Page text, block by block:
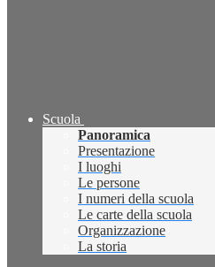
Scuola
Panoramica
Presentazione
I luoghi
Le persone
I numeri della scuola
Le carte della scuola
Organizzazione
La storia